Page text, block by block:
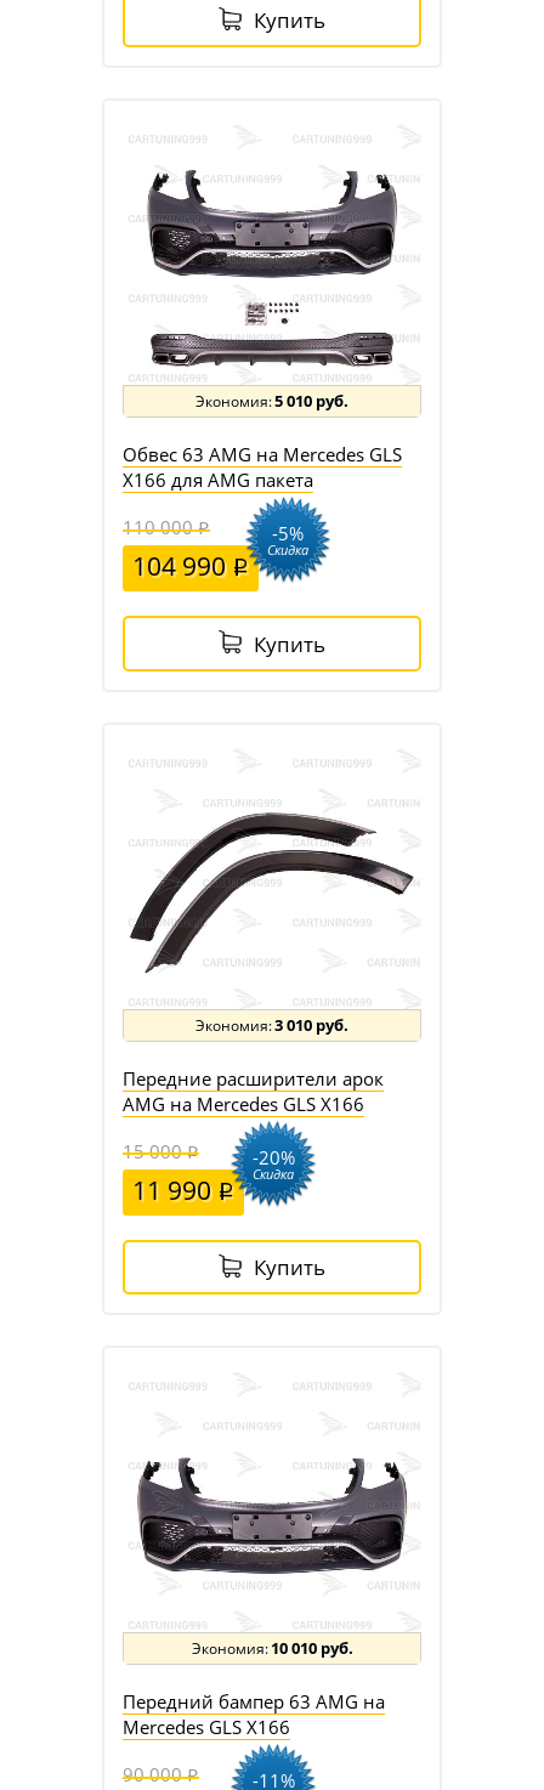
Купить
5 010 руб.
Обвес 63 AMG на Mercedes GLS
X166 для AMG пакета
110 000
104 990
-5%
Скидка
Купить
3 010 руб.
Передние расширители арок
AMG на Mercedes GLS X166
15 000
11 990
-20%
Скидка
Купить
10 010 руб.
Передний бампер 63 AMG на
Mercedes GLS X166
90 000
-11%